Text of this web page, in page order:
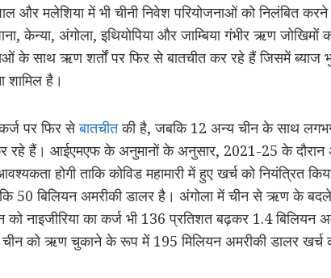
और मलेशिया में भी चीनी निवेश परियोजनाओं को निलंबित
केन्या, अंगोला, इथियोपिया और जाम्बिया गंभीर ऋण
के साथ ऋण शर्तों पर फिर से बातचीत कर रहे हैं जिसमें ब्याज
शामिल है।
पर फिर सेबातचीतकी है, जबकि 12 अन्य चीन के साथ
रहे हैं। आईएमएफ के अनुमानों के अनुसार, 2021-25 के दौरान
होगी ताकि कोविड महामारी में हुए खर्च को नियंत्रित
50 बिलियन अमरीकी डालर है। अंगोला में चीन से ऋण के
नाइजीरिया का कर्ज भी 136 प्रतिशत बढ़कर 1.4 बिलियन
को ऋण चुकाने के रूप में 195 मिलियन अमरीकी डालर खर्च